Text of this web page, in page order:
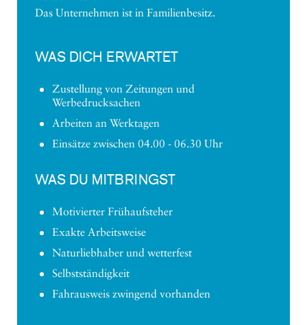
Das Unternehmen ist in Familienbesitz.
WAS DICH ERWARTET
Zustellung von Zeitungen und
Werbedrucksachen
Arbeiten an Werktagen
Einsätze zwischen 04.00 - 06.30 Uhr
WAS DU MITBRINGST
Motivierter Frühaufsteher
Exakte Arbeitsweise
Naturliebhaber und wetterfest
Selbstständigkeit
Fahrausweis zwingend vorhanden